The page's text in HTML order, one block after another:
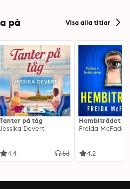
på Visa alla titlar
Tanter på tåg
Jessika Devert
4.4
Hembiträdet
Freida
4.2